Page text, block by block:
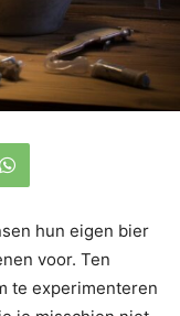
hun eigen bier
voor. Ten
te experimenteren